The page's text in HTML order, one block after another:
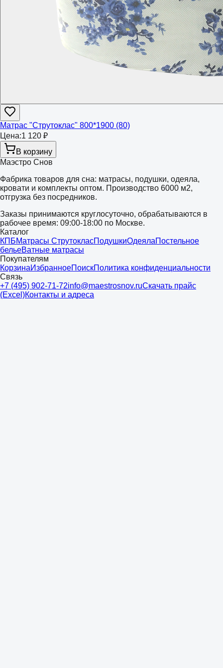
Матрас "Струтоклас" 800*1900 (80)
Цена:1 120 ₽
В корзину
Маэстро Снов
Фабрика товаров для сна: матрасы, подушки, одеяла,
кровати и комплекты оптом. Производство 6000 м2,
отгрузка без посредников.
Заказы принимаются круглосуточно, обрабатываются в
рабочее время: 09:00-18:00 по Москве.
Каталог
КПБМатрасы СтрутокласПодушкиОдеялаПостельное
бельеВатные матрасы
Покупателям
КорзинаИзбранноеПоискПолитика конфиденциальности
Связь
+7 (495) 902-71-72info@maestrosnov.ruСкачать прайс
(Excel)Контакты и адреса